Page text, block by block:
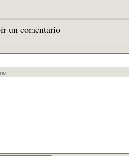
un comentario